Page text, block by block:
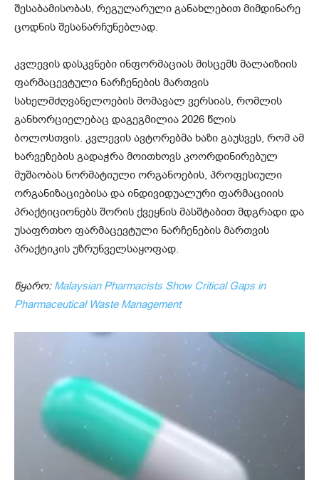
შესაბამისობას, რეგულარული განახლებით მიმდინარე
ცოდნის შესანარჩუნებლად.
კვლევის დასკვნები ინფორმაციას მისცემს მალაიზიის
ფარმაცევტული ნარჩენების მართვის
სახელმძღვანელოების მომავალ ვერსიას, რომლის
განხორციელებაც დაგეგმილია 2026 წლის
ბოლოსთვის. კვლევის ავტორებმა ხაზი გაუსვეს, რომ ამ
ხარვეზების გადაჭრა მოითხოვს კოორდინირებულ
მუშაობას ნორმატიული ორგანოების, პროფესიული
ორგანიზაციებისა და ინდივიდუალური ფარმაციიის
პრაქტიციონებს შორის ქვეყნის მასშტაბით მდგრადი და
უსაფრთხო ფარმაცევტული ნარჩენების მართვის
პრაქტიკის უზრუნველსაყოფად.
წყარო: Malaysian Pharmacists Show Critical Gaps in
Pharmaceutical Waste Management